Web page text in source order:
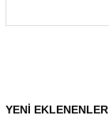
YENİ EKLENENLER